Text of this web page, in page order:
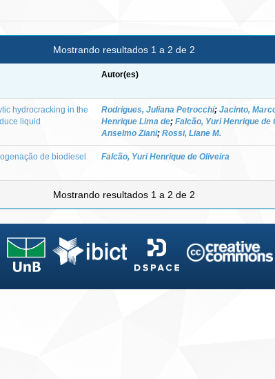
Mostrando resultados 1 a 2 de 2
Autor(es)
hydrocracking in the
liquid
Rodrigues, Juliana Petrocchi; Jacinto,
Henrique Lima de; Falcão, Yuri Henrique de
Anselmo Ziani; Rossi, Liane M.
de biodiesel Falcão, Yuri Henrique de Oliveira
Mostrando resultados 1 a 2 de 2